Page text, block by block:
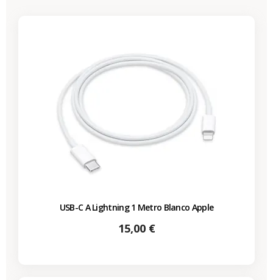
USB-C A Lightning 1 Metro Blanco Apple
Precio
15,00 €